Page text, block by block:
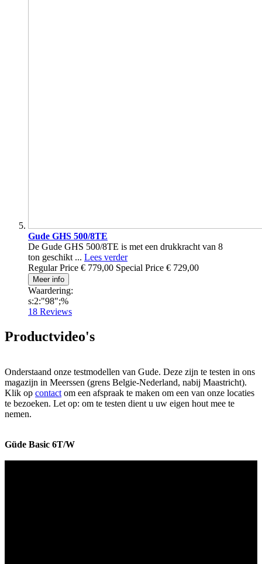
Gude GHS 500/8TE
De Gude GHS 500/8TE is met een drukkracht van 8
ton geschikt ... Lees verder
Regular Price € 779,00 Special Price € 729,00
Meer info
Waardering:
s:2:"98";%
18 Reviews
Productvideo's
Onderstaand onze testmodellen van Gude. Deze zijn te testen in ons
magazijn in Meerssen (grens Belgie-Nederland, nabij Maastricht).
Klik op contact om een afspraak te maken om een van onze locaties
te bezoeken. Let op: om te testen dient u uw eigen hout mee te
nemen.
Güde Basic 6T/W